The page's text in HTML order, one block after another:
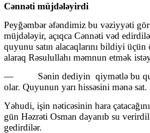
Cənnəti müjdələyirdi
Peyğəmbər əfəndimiz bu vəziyyəti
müjdələyir, açıqca Cənnəti vəd
quyunu satın alacaqlarını bildiyi
alaraq Rəsulullahı məmnun etmək
— Sənin dediyin qiymətlə bu
olar. Quyunun yarı hissəsini mənə
Yəhudi, işin nəticəsinin hara
gün Həzrəti Osman dayanıb su
gedirdilər.